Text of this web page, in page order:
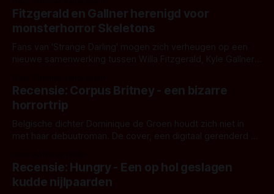
kille stijl vol folklore en mythe. Het topic deze keer is (kon
het het al raden?)... de weerwolf. Kijk je mee?
Fitzgerald en Gallner herenigd voor
monsterhorror Skeletons
Fans van 'Strange Darling' mogen zich verheugen op een
nieuwe samenwerking tussen Willa Fitzgerald, Kyle Gallner
'Skeletons', een nieuwe creature feature waarvoor de
opnames zijn gestart in Australië.
Recensie: Corpus Britney - een bizarre
horrortrip
Belgische dichter Dominique de Groen houdt zich niet in
met haar debuutroman. De cover, een digitaal gerenderd en
achtergrond, belooft iets kleurrijks maar onheilspellends,
iets ongrijpbaars. En dat maakt De Groen met ieder woord
waar.
Recensie: Hungry - Een op hol geslagen
kudde nijlpaarden